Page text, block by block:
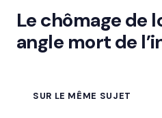
Le chômage de
angle mort de
SUR LE MÊME SUJET